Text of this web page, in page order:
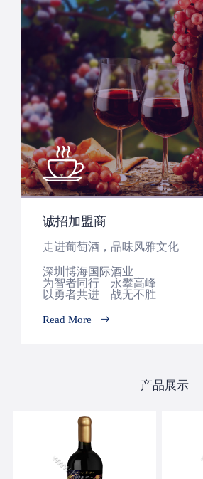
诚招加盟商
走进葡萄酒，品味风雅文化
深圳博海国际酒业
为智者同行 永攀高峰
以勇者共进 战无不胜
Read More
产品展示